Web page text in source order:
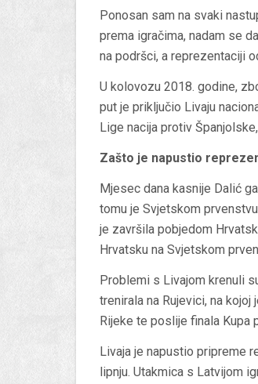
Ponosan sam na svaki
prema igračima, nadam se
na podršci, a reprezentaciji
U kolovozu 2018. godine,
put je priključio Livaju
Lige nacija protiv
Zašto je napustio
Mjesec dana kasnije Dalić
tomu je Svjetskom
je završila pobjedom
Hrvatsku na Svjetskom
Problemi s Livajom krenuli
trenirala na Rujevici, na
Rijeke te poslije finala Kupa
Livaja je napustio pripreme
lipnju. Utakmica s Latvijom